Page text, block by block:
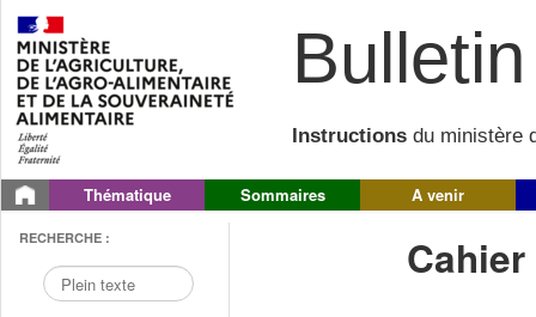
Instructions du ministère
Thématique Sommaires A venir
RECHERCHE :